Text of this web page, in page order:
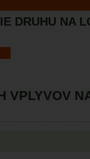
DRUHU NA
VPLYVOV